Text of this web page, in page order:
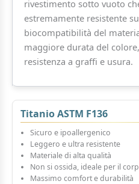
rivestimento sotto vuoto
estremamente resistente
biocompatibilità del
maggiore durata del
resistenza a graffi e usura.
Titanio ASTM F136
Sicuro e ipoallergenico
Leggero e ultra resistente
Materiale di alta qualità
Non si ossida, ideale per il
Massimo comfort e durabilità